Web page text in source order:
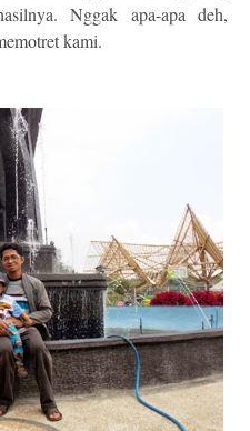
Nggak apa-apa deh,
kami.